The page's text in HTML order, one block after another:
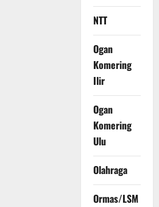
NTT
Ogan
Komering
Ilir
Ogan
Komering
Ulu
Olahraga
Ormas/LSM